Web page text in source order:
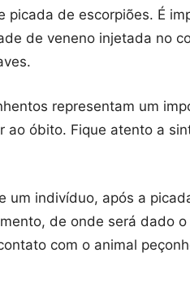
de escorpiões. É
de veneno injetada no
representam um
óbito. Fique atento a
indivíduo, após a
de onde será dado
com o animal